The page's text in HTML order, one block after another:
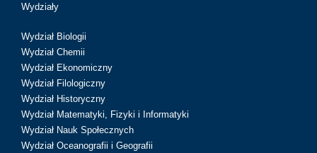
Wydziały
Wydział Biologii
Wydział Chemii
Wydział Ekonomiczny
Wydział Filologiczny
Wydział Historyczny
Wydział Matematyki, Fizyki i Informatyki
Wydział Nauk Społecznych
Wydział Oceanografii i Geografii